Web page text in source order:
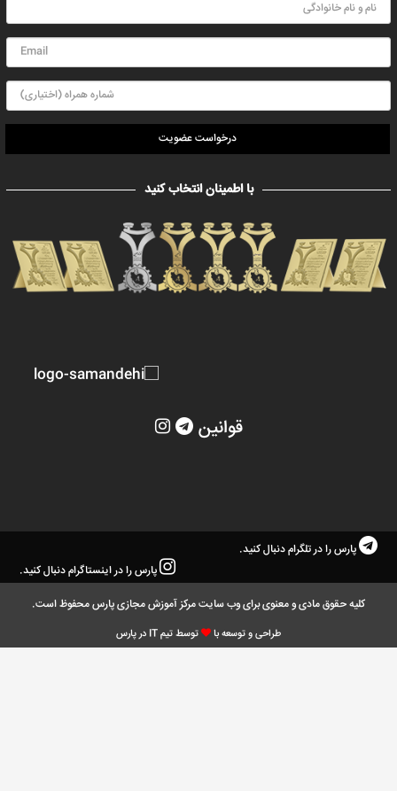
درخواست عضویت
با اطمینان انتخاب کنید
قوانین
پارس را در تلگرام دنبال کنید.
پارس را در اینستاگرام دنبال کنید.
کلیه حقوق مادی و معنوی برای وب سایت مرکز آموزش مجازی پارس محفوظ است.
طراحی و توسعه با توسط تیم IT در پارس